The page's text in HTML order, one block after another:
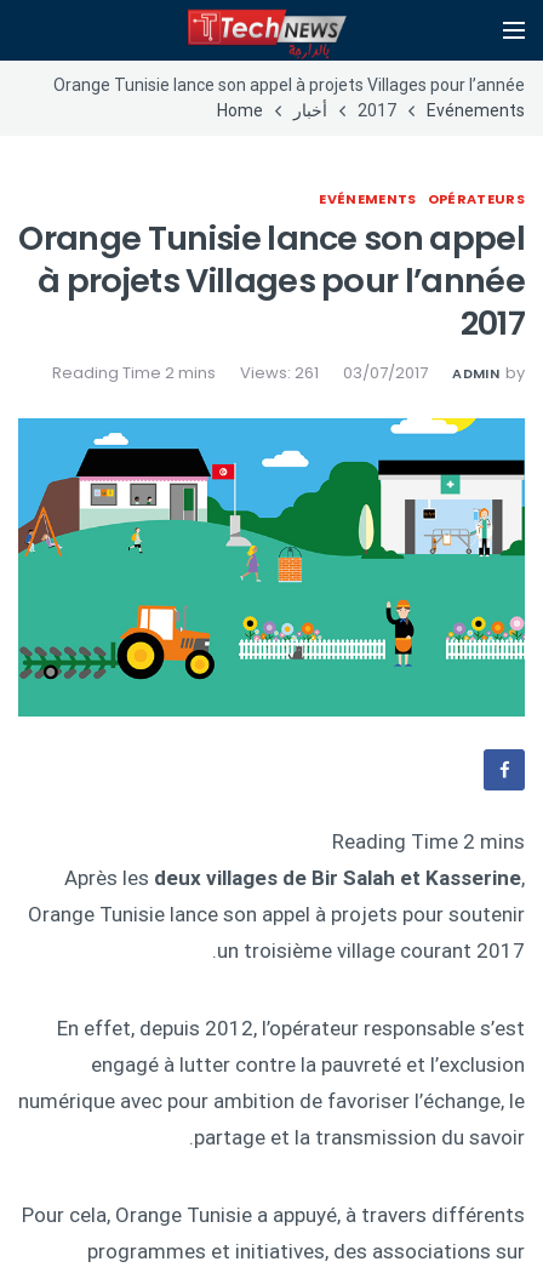
Orange Tunisie lance son appel à projets Villages pour l’année
2017
Evénements أخبار Home
EVÉNEMENTS OPÉRATEURS
Orange Tunisie lance son appel
à projets Villages pour l’année
2017
by
ADMIN
03/07/2017
Views: 261
Après les deux villages de Bir Salah et Kasserine,
Orange Tunisie lance son appel à projets pour soutenir
un troisième village courant 2017.
En effet, depuis 2012, l’opérateur responsable s’est
engagé à lutter contre la pauvreté et l’exclusion
numérique avec pour ambition de favoriser l’échange, le
partage et la transmission du savoir.
Pour cela, Orange Tunisie a appuyé, à travers différents
programmes et initiatives, des associations sur